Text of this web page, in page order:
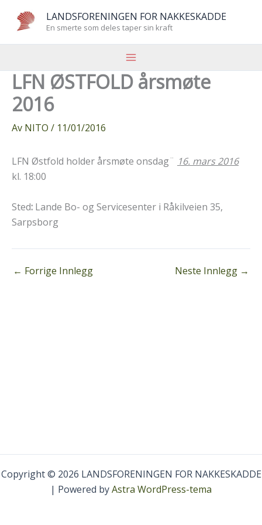
LANDSFORENINGEN FOR NAKKESKADDE
En smerte som deles taper sin kraft
LFN ØSTFOLD årsmøte
2016
Av NITO / 11/01/2016
LFN Østfold holder årsmøte onsdag¨ 16. mars 2016
kl. 18:00
Sted: Lande Bo- og Servicesenter i Råkilveien 35,
Sarpsborg
← Forrige Innlegg Neste Innlegg →
Copyright © 2026 LANDSFORENINGEN FOR NAKKESKADDE
| Powered byAstra WordPress-tema